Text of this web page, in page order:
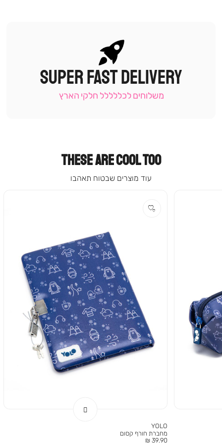
|
תומכי
-
SUPER FAST DELIVERY
משלוחים לכללללל חלקי הארץ
THESE ARE COOL TOO
עוד מוצרים שבטוח תאהבו
YOLO
מחברת חורף קסום
מחיר
39.90 ₪